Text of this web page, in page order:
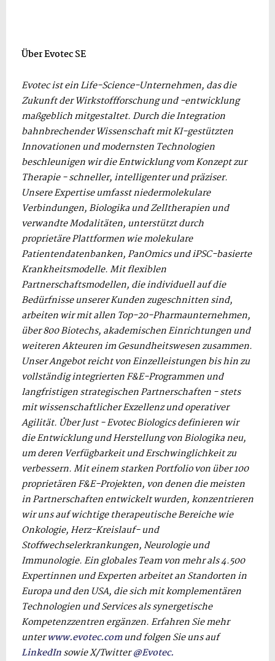
Über Evotec SE
Evotec ist ein Life-Science-Unternehmen, das die
Zukunft der Wirkstoffforschung und -entwicklung
maßgeblich mitgestaltet. Durch die Integration
bahnbrechender Wissenschaft mit KI-gestützten
Innovationen und modernsten Technologien
beschleunigen wir die Entwicklung vom Konzept zur
Therapie - schneller, intelligenter und präziser.
Unsere Expertise umfasst niedermolekulare
Verbindungen, Biologika und Zelltherapien und
verwandte Modalitäten, unterstützt durch
proprietäre Plattformen wie molekulare
Patientendatenbanken, PanOmics und iPSC-basierte
Krankheitsmodelle. Mit flexiblen
Partnerschaftsmodellen, die individuell auf die
Bedürfnisse unserer Kunden zugeschnitten sind,
arbeiten wir mit allen Top-20-Pharmaunternehmen,
über 800 Biotechs, akademischen Einrichtungen und
weiteren Akteuren im Gesundheitswesen zusammen.
Unser Angebot reicht von Einzelleistungen bis hin zu
vollständig integrierten F&E-Programmen und
langfristigen strategischen Partnerschaften - stets
mit wissenschaftlicher Exzellenz und operativer
Agilität. Über Just - Evotec Biologics definieren wir
die Entwicklung und Herstellung von Biologika neu,
um deren Verfügbarkeit und Erschwinglichkeit zu
verbessern. Mit einem starken Portfolio von über 100
proprietären F&E-Projekten, von denen die meisten
in Partnerschaften entwickelt wurden, konzentrieren
wir uns auf wichtige therapeutische Bereiche wie
Onkologie, Herz-Kreislauf- und
Stoffwechselerkrankungen, Neurologie und
Immunologie. Ein globales Team von mehr als 4.500
Expertinnen und Experten arbeitet an Standorten in
Europa und den USA, die sich mit komplementären
Technologien und Services als synergetische
Kompetenzzentren ergänzen. Erfahren Sie mehr
unterwww.evotec.comund folgen Sie uns auf
LinkedInsowie X/Twitter@Evotec.